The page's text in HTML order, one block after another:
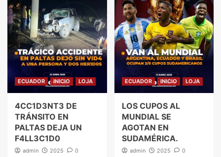
ECUADOR INICIO LOJA
4CC1D3NT3 DE
TRÁNSITO EN
PALTAS DEJA UN
F4LL3C1D0
admin 2025 0
ECUADOR INICIO LOJA
LOS CUPOS AL
MUNDIAL SE
AGOTAN EN
SUDAMÉRICA.
admin 2025 0